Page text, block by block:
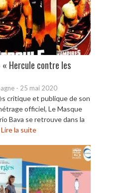
« Hercule contre les
- 25 mai 2020
critique et publique de son
officiel, Le Masque
Bava se retrouve dans la
Lire la suite